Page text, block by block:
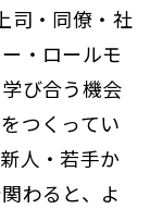
司・同僚・社
・ロールモ
び合う機会
つくってい
人・若手か
わると、よ